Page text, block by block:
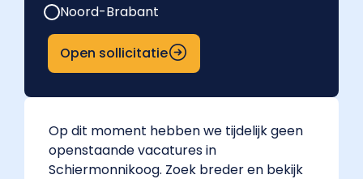
Noord-Brabant
Open sollicitatie
Op dit moment hebben we tijdelijk geen
openstaande vacatures in
Schiermonnikoog. Zoek breder en bekijk